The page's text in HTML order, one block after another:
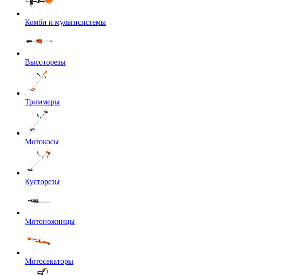
Комби и мультисистемы
Высоторезы
Триммеры
Мотокосы
Кусторезы
Мотоножницы
Мотосекаторы